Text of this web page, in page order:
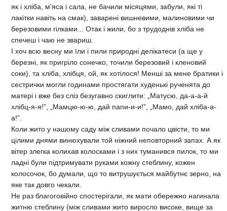
як і хліба, м'яса і сала, не бачили місяцями, забули, які ті
лакітки навіть на смак), заварені вишневими, малиновими чи
березовими гілками... Отак і жили, бо з трудоднів хліба не
спечеш і чаю не звариш.
І хоч всю весну ми їли і пили природні делікатеси (а ще у
березні, як пригріло сонечко, точили березовий і кленовий
соки), та хліба, хлібця, ой, як хотілося! Менші за мене братики і
сестрички могли годинами простягати худенькі рученята до
матері і вже без сліз безугавно скиглити: „Матусю, да-а-а-й
хлібц-я-я!”, „Мамцю-ю-ю, дай папи-и-и!”, „Мамо, дай хліба-а-
а!”.
Коли жито у нашому саду між сливами почало цвісти, то ми
цілими днями винюхували той ніжний неповторний запах. А як
вітер злегка колихав колосками і з них туманився пилок, то ми
ладні були підтримувати руками кожну стеблину, кожен
колосочок, бо думали, що то витрушується майбутнє зерно, на
яке так довго чекали.
Не раз благоговійно спостерігали, як мати обережно нагинала
житню стеблину (між сливами жито виросло високе, вище за